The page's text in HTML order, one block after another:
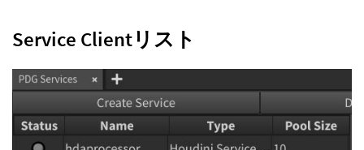
Service Clientリスト